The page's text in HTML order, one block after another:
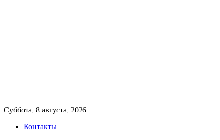
Суббота, 8 августа, 2026
Контакты